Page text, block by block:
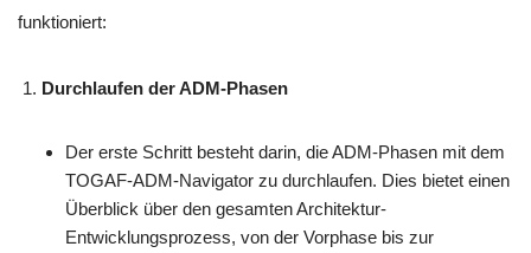
funktioniert:
Durchlaufen der ADM-Phasen
Der erste Schritt besteht darin, die ADM-Phasen mit dem
TOGAF-ADM-Navigator zu durchlaufen. Dies bietet einen
Überblick über den gesamten Architektur-
Entwicklungsprozess, von der Vorphase bis zur